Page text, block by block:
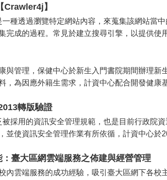
】
種透過瀏覽特定網站內容，來蒐集該網站當
完成的過程。常見於建立搜尋引擎，以提供使
與管理，保健中心於新生入門書院期間辦理新
，為因應外籍生需求，計資中心配合開發健康
轉版驗證
被採用的資訊安全管理規範，也是目前行政院
並使資訊安全管理作業有所依循，計資中心於
臺大區網雲端服務之佈建與經營管理
內雲端服務的成功經驗，吸引臺大區網下各校